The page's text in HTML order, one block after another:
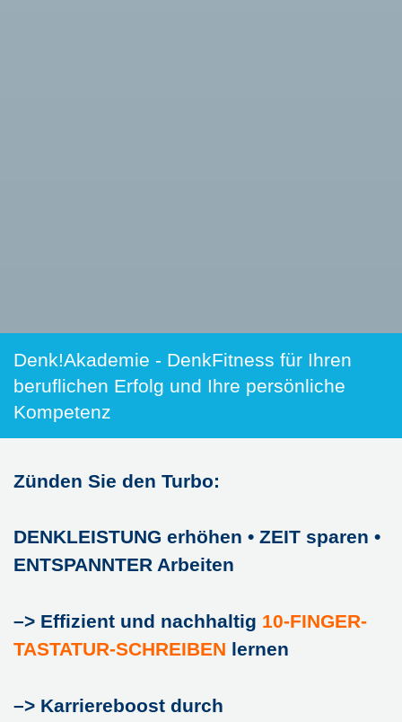
Denk!Akademie - DenkFitness für Ihren
beruflichen Erfolg und Ihre persönliche
Kompetenz
Zünden Sie den Turbo:
DENKLEISTUNG erhöhen • ZEIT sparen •
ENTSPANNTER Arbeiten
–> Effizient und nachhaltig 10-FINGER-
TASTATUR-SCHREIBEN lernen
–> Karriereboost durch